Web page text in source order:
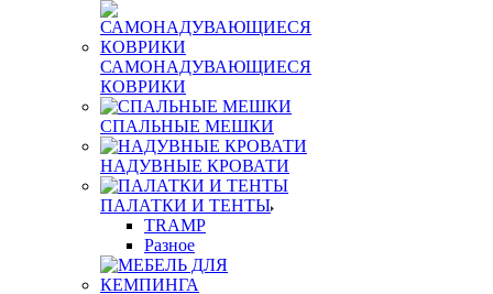
САМОНАДУВАЮЩИЕСЯ
КОВРИКИ
СПАЛЬНЫЕ МЕШКИ
НАДУВНЫЕ КРОВАТИ
ПАЛАТКИ И ТЕНТЫ
TRAMP
Разное